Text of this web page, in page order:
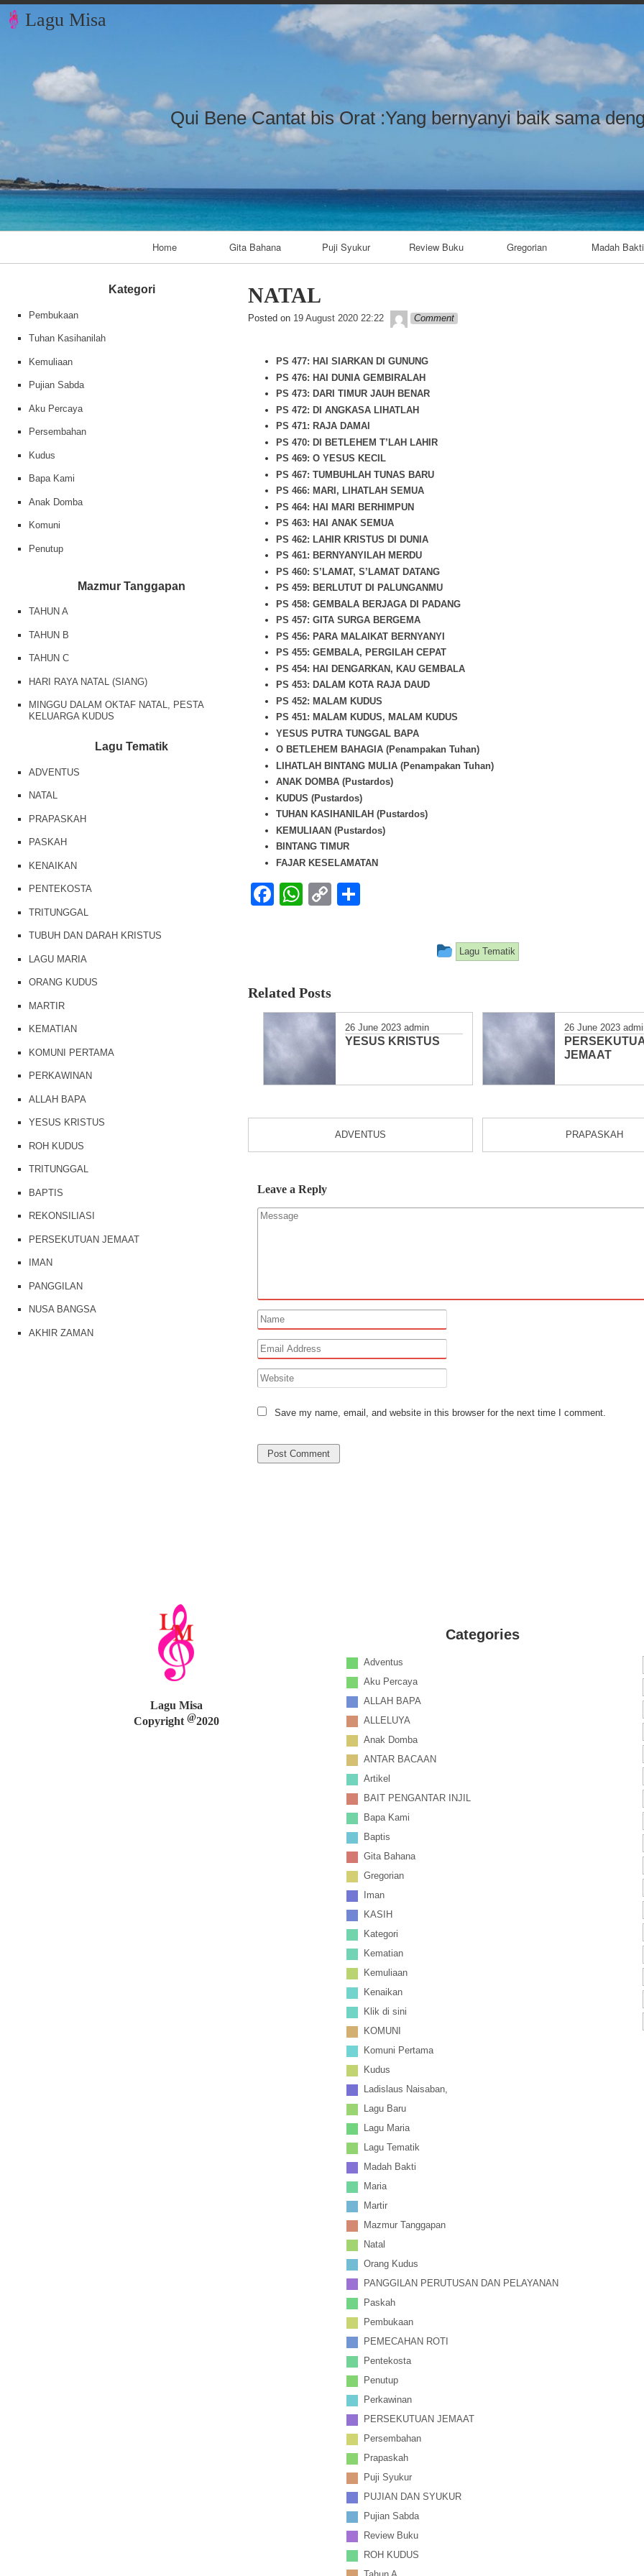
Skip to content
Lagu Misa
Qui Bene Cantat bis Orat :Yang bernyanyi baik sama
Home Gita Bahana Puji Syukur Review Buku Gregorian Madah Bakti
NATAL
Posted on 19 August 2020 22:22 admin
Comment
PS 477: HAI SIARKAN DI GUNUNG
PS 476: HAI DUNIA GEMBIRALAH
PS 473: DARI TIMUR JAUH BENAR
PS 472: DI ANGKASA LIHATLAH
PS 471: RAJA DAMAI
PS 470: DI BETLEHEM T’LAH LAHIR
PS 469: O YESUS KECIL
PS 467: TUMBUHLAH TUNAS BARU
PS 466: MARI, LIHATLAH SEMUA
PS 464: HAI MARI BERHIMPUN
PS 463: HAI ANAK SEMUA
PS 462: LAHIR KRISTUS DI DUNIA
PS 461: BERNYANYILAH MERDU
PS 460: S’LAMAT, S’LAMAT DATANG
PS 459: BERLUTUT DI PALUNGANMU
PS 458: GEMBALA BERJAGA DI PADANG
PS 457: GITA SURGA BERGEMA
PS 456: PARA MALAIKAT BERNYANYI
PS 455: GEMBALA, PERGILAH CEPAT
PS 454: HAI DENGARKAN, KAU GEMBALA
PS 453: DALAM KOTA RAJA DAUD
PS 452: MALAM KUDUS
PS 451: MALAM KUDUS, MALAM KUDUS
YESUS PUTRA TUNGGAL BAPA
O BETLEHEM BAHAGIA (Penampakan Tuhan)
LIHATLAH BINTANG MULIA (Penampakan Tuhan)
ANAK DOMBA (Pustardos)
KUDUS (Pustardos)
TUHAN KASIHANILAH (Pustardos)
KEMULIAAN (Pustardos)
BINTANG TIMUR
FAJAR KESELAMATAN
Facebook
WhatsApp
Copy
This entry was posted in
Lagu Tematik
Related Posts
26 June 2023 admin
YESUS KRISTUS
26 June 2023
JEMAAT
ADVENTUS PRAPASKAH
Leave a Reply
Save my name, email, and website in this browser for the next time I comment.
Kategori
Pembukaan
Tuhan Kasihanilah
Kemuliaan
Pujian Sabda
Aku Percaya
Persembahan
Kudus
Bapa Kami
Anak Domba
Komuni
Penutup
Mazmur Tanggapan
TAHUN A
TAHUN B
TAHUN C
HARI RAYA NATAL (SIANG)
MINGGU DALAM OKTAF NATAL, PESTA
KELUARGA KUDUS
Lagu Tematik
ADVENTUS
NATAL
PRAPASKAH
PASKAH
KENAIKAN
PENTEKOSTA
TRITUNGGAL
TUBUH DAN DARAH KRISTUS
LAGU MARIA
ORANG KUDUS
MARTIR
KEMATIAN
KOMUNI PERTAMA
PERKAWINAN
ALLAH BAPA
YESUS KRISTUS
ROH KUDUS
TRITUNGGAL
BAPTIS
REKONSILIASI
PERSEKUTUAN JEMAAT
IMAN
PANGGILAN
NUSA BANGSA
AKHIR ZAMAN
Lagu Misa
Copyright @2020
Categories
Adventus
Aku Percaya
ALLAH BAPA
ALLELUYA
Anak Domba
ANTAR BACAAN
Artikel
BAIT PENGANTAR INJIL
Bapa Kami
Baptis
Gita Bahana
Gregorian
Iman
KASIH
Kategori
Kematian
Kemuliaan
Kenaikan
Klik di sini
KOMUNI
Komuni Pertama
Kudus
Ladislaus Naisaban,
Lagu Baru
Lagu Maria
Lagu Tematik
Madah Bakti
Maria
Martir
Mazmur Tanggapan
Natal
Orang Kudus
PANGGILAN PERUTUSAN DAN PELAYANAN
Paskah
Pembukaan
PEMECAHAN ROTI
Pentekosta
Penutup
Perkawinan
PERSEKUTUAN JEMAAT
Persembahan
Prapaskah
Puji Syukur
PUJIAN DAN SYUKUR
Pujian Sabda
Review Buku
ROH KUDUS